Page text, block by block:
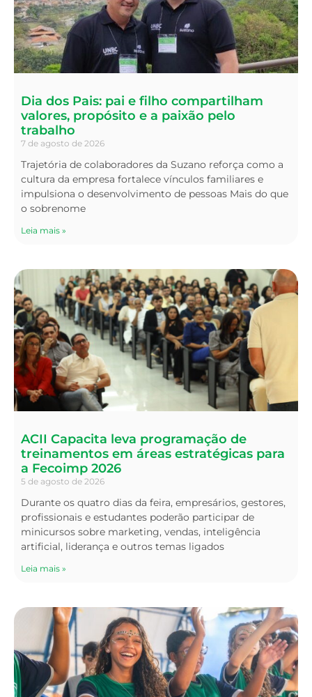
Dia dos Pais: pai e filho compartilham
valores, propósito e a paixão pelo
trabalho
7 de agosto de 2026
Trajetória de colaboradores da Suzano reforça como a
cultura da empresa fortalece vínculos familiares e
impulsiona o desenvolvimento de pessoas Mais do que
o sobrenome
Leia mais »
ACII Capacita leva programação de
treinamentos em áreas estratégicas para
a Fecoimp 2026
5 de agosto de 2026
Durante os quatro dias da feira, empresários, gestores,
profissionais e estudantes poderão participar de
minicursos sobre marketing, vendas, inteligência
artificial, liderança e outros temas ligados
Leia mais »